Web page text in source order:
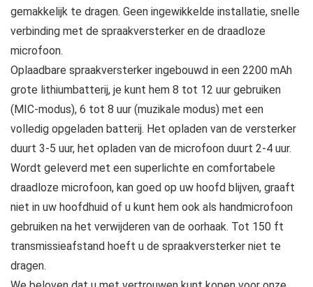
gemakkelijk te dragen. Geen ingewikkelde installatie, snelle
verbinding met de spraakversterker en de draadloze
microfoon.
Oplaadbare spraakversterker ingebouwd in een 2200 mAh
grote lithiumbatterij, je kunt hem 8 tot 12 uur gebruiken
(MIC-modus), 6 tot 8 uur (muzikale modus) met een
volledig opgeladen batterij. Het opladen van de versterker
duurt 3-5 uur, het opladen van de microfoon duurt 2-4 uur.
Wordt geleverd met een superlichte en comfortabele
draadloze microfoon, kan goed op uw hoofd blijven, graaft
niet in uw hoofdhuid of u kunt hem ook als handmicrofoon
gebruiken na het verwijderen van de oorhaak. Tot 150 ft
transmissieafstand hoeft u de spraakversterker niet te
dragen.